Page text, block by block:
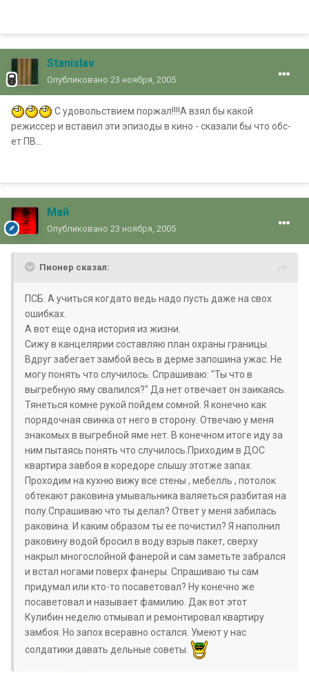
Stanislav
Опубликовано 23 ноября, 2005
С удовольствием поржал!!!!А взял бы какой
режиссер и вставил эти эпизоды в кино - сказали бы что обс-
ет ПВ...
Май
Опубликовано 23 ноября, 2005
Пионер сказал:
ПСБ. А учиться когдато ведь надо пусть даже на свох
ошибках.
А вот еще одна история из жизни.
Сижу в канцелярии составляю план охраны границы.
Вдруг забегает замбой весь в дерме запошина ужас. Не
могу понять что случилось. Спрашиваю: "Ты что в
выгребную яму свалился?" Да нет отвечает он заикаясь.
Тянеться комне рукой пойдем сомной. Я конечно как
порядочная свинка от него в сторону. Отвечаю у меня
знакомых в выгребной яме нет. В конечном итоге иду за
ним пытаясь понять что случилось.Приходим в ДОС
квартира завбоя в коредоре слышу этотже запах.
Проходим на кухню вижу все стены , мебелль , потолок
обтекают раковина умывальника валяеться разбитая на
полу.Спрашиваю что ты делал? Ответ у меня забилась
раковина. И каким образом ты ее почистил? Я наполнил
раковину водой бросил в воду взрыв пакет, сверху
накрыл многослойной фанерой и сам заметьте забрался
и встал ногами поверх фанеры. Спрашиваю ты сам
придумал или кто-то посаветовал? Ну конечно же
посаветовал и называет фамилию. Дак вот этот
Кулибин неделю отмывал и ремонтировал квартиру
замбоя. Но запох всеравно остался. Умеют у нас
солдатики давать дельные советы.